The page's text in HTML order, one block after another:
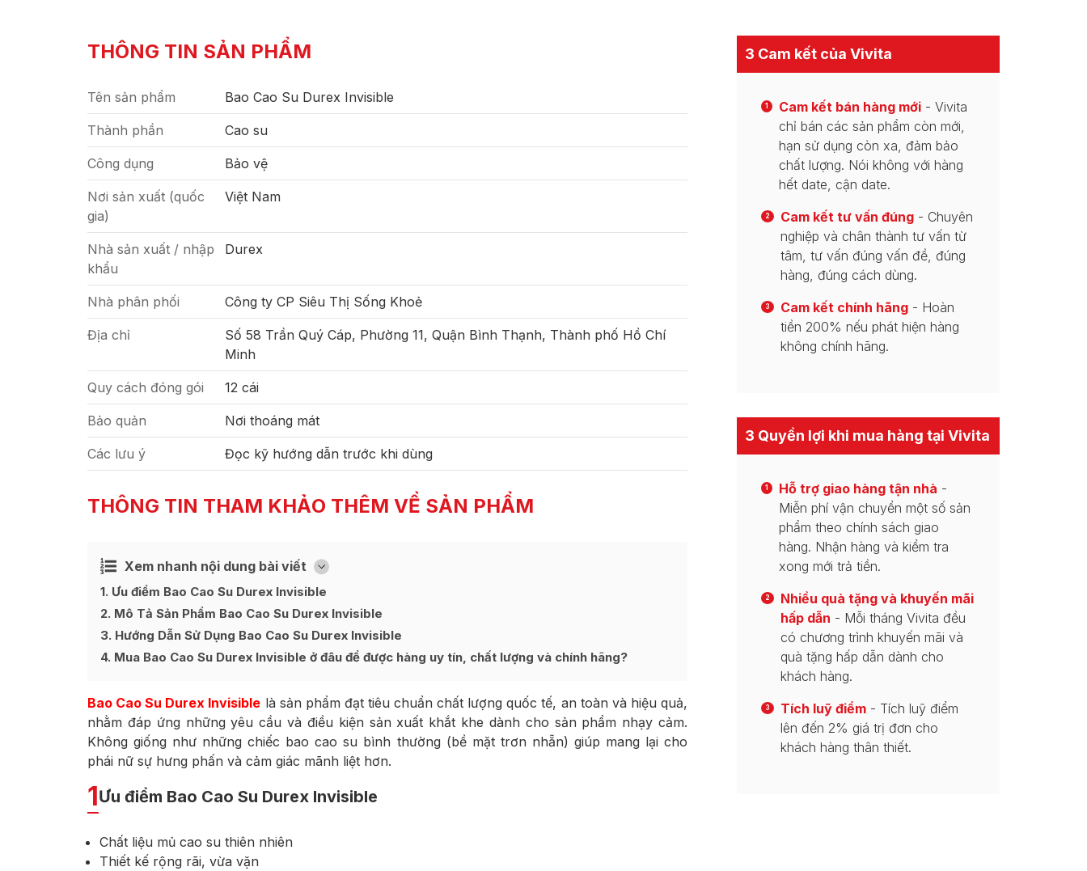
THÔNG TIN SẢN PHẨM
Tên sản phẩm Bao Cao Su Durex Invisible
Thành phần Cao su
Công dụng Bảo vệ
Nơi sản xuất (quốc
gia)
Việt Nam
Nhà sản xuất / nhập
khẩu
Durex
Nhà phân phối Công ty CP Siêu Thị Sống Khoẻ
Địa chỉ
Số 58 Trần Quý Cáp, Phường 11, Quận Bình Thạnh, Thành phố Hồ Chí
Minh
Quy cách đóng gói 12 cái
Bảo quản Nơi thoáng mát
Các lưu ý Đọc kỹ hướng dẫn trước khi dùng
THÔNG TIN THAM KHẢO THÊM VỀ SẢN PHẨM
Xem nhanh nội dung bài viết [
Ẩn
1 Ưu điểm Bao Cao Su Durex Invisible
2 Mô Tả Sản Phẩm Bao Cao Su Durex Invisible
3 Hướng Dẫn Sử Dụng Bao Cao Su Durex Invisible
4 Mua Bao Cao Su Durex Invisible ở đâu để được hàng uy tín, chất lượng và chính hãng?
Bao Cao Su Durex Invisible là sản phẩm đạt tiêu chuẩn chất lượng quốc tế, an toàn và hiệu quả,
nhằm đáp ứng những yêu cầu và điều kiện sản xuất khắt khe dành cho sản phẩm nhạy cảm.
Không giống như những chiếc bao cao su bình thường (bề mặt trơn nhẵn) giúp mang lại cho
phái nữ sự hưng phấn và cảm giác mãnh liệt hơn.
1Ưu điểm Bao Cao Su Durex Invisible
Chất liệu mủ cao su thiên nhiên
Thiết kế rộng rãi, vừa vặn
3 Cam kết của Vivita
1 Cam kết bán hàng mới - Vivita
chỉ bán các sản phẩm còn mới,
hạn sử dụng còn xa, đảm bảo
chất lượng. Nói không với hàng
hết date, cận date.
2 Cam kết tư vấn đúng - Chuyên
nghiệp và chân thành tư vấn từ
tâm, tư vấn đúng vấn đề, đúng
hàng, đúng cách dùng.
3 Cam kết chính hãng - Hoàn
tiền 200% nếu phát hiện hàng
không chính hãng.
3 Quyền lợi khi mua hàng tại Vivita
1 Hỗ trợ giao hàng tận nhà -
Miễn phí vận chuyển một số sản
phẩm theo chính sách giao
hàng. Nhận hàng và kiểm tra
xong mới trả tiền.
2
Nhiều quà tặng và khuyến mãi
hấp dẫn - Mỗi tháng Vivita đều
có chương trình khuyến mãi và
quà tặng hấp dẫn dành cho
khách hàng.
3 Tích luỹ điểm - Tích luỹ điểm
lên đến 2% giá trị đơn cho
khách hàng thân thiết.